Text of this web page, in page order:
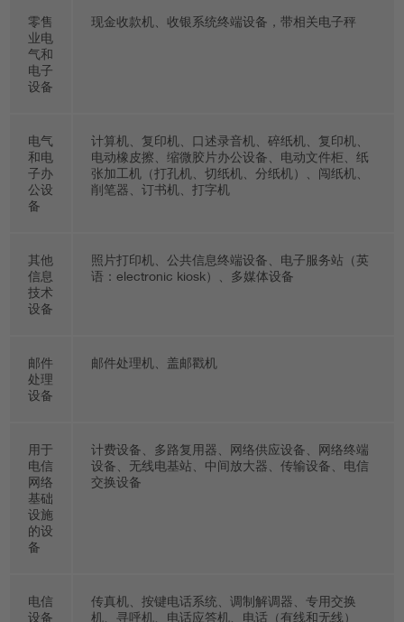
零售
业电
气和
电子
设备
现金收款机、收银系统终端设备，带相关电子秤
电气
和电
子办
公设
备
计算机、复印机、口述录音机、碎纸机、复印机、
电动橡皮擦、缩微胶片办公设备、电动文件柜、纸
张加工机（打孔机、切纸机、分纸机）、闯纸机、
削笔器、订书机、打字机
其他
信息
技术
设备
照片打印机、公共信息终端设备、电子服务站（英
语：electronic kiosk）、多媒体设备
邮件
处理
设备
邮件处理机、盖邮戳机
用于
电信
网络
基础
设施
的设
备
计费设备、多路复用器、网络供应设备、网络终端
设备、无线电基站、中间放大器、传输设备、电信
交换设备
电信
设备
传真机、按键电话系统、调制解调器、专用交换
机、寻呼机、电话应答机、电话（有线和无线）